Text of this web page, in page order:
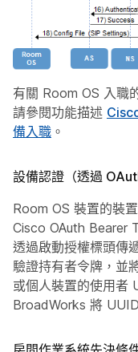
有關 Room OS 入職
請參閱功能描述
備入職 。
設備認證（透過
Room OS 裝置的裝
Cisco OAuth Bearer
透過啟動授權標頭傳
驗證持有者令牌，並
或個人裝置的使用者
BroadWorks 將